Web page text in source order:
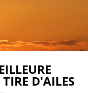
D'AILES